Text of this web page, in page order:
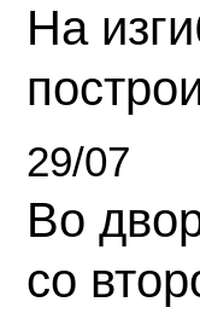
На
29/07
Во
со